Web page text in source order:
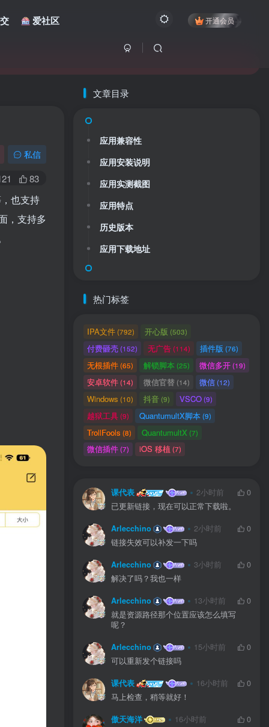
爱社区 开通会员
私信
83
也支持
，支持多
文章目录
应用兼容性
应用安装说明
应用实测截图
应用特点
历史版本
应用下载地址
热门标签
IPA文件(792) 开心版 (503)
付费砸壳(152) 无广告(114) 插件版 (76)
无根插件(65) 解锁脚本(25) 微信多开(19)
安卓软件(14) 微信官替 (14) 微信(12)
Windows (10) 抖音(9) VSCO(9)
越狱工具(9) QuantumultX脚本(9)
TrollFools (8) QuantumultX (7)
微信插件(7) iOS 移植 (7)
课代表 2小时前
0
已更新链接，现在可以正常下载啦。
Arlecchino 2小时前
0
链接失效可以补发一下吗
Arlecchino 3小时前
0
解决了吗？我也一样
Arlecchino 13小时前
0
就是资源路径那个位置应该怎么填写
呢？
Arlecchino 15小时前
0
可以重新发个链接吗
课代表 16小时前
0
马上检查，稍等就好！
傲天海洋 16小时前
0